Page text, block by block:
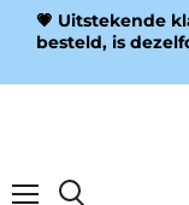
💗 Uitstekende
besteld, is